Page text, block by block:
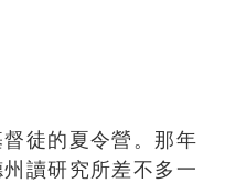
徒的夏令營。那年
讀研究所差不多一